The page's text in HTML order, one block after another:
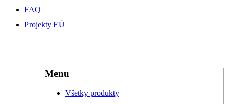
FAQ
Projekty EÚ
Menu
Všetky produkty